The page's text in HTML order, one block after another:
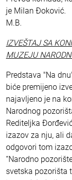
je Milan Đoković.
M.B.
IZVEŠTAJ SA
MUZEJU
Predstava "Na
biće premijeno
najavljeno je na
Narodnog
Rediteljka
izazov za nju, ali
odgovori tom
“Narodno
svetska pozorišta